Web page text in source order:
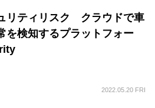
リティリスク クラウドで車
を検知するプラットフォー
2022.05.20 FRI